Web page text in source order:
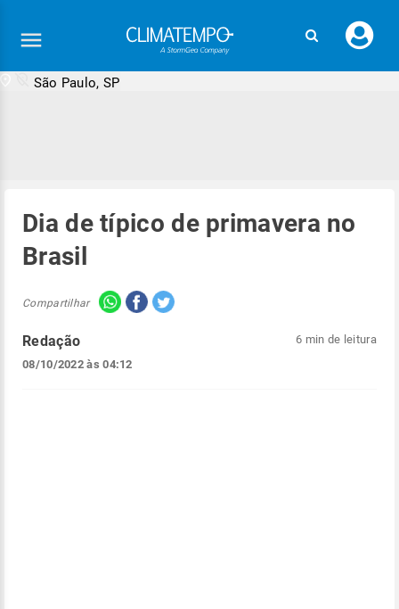
seu
São Paulo, SP
Dia de típico de primavera no
Brasil
Compartilhar
Redação
08/10/2022 às 04:12
6 min de leitura